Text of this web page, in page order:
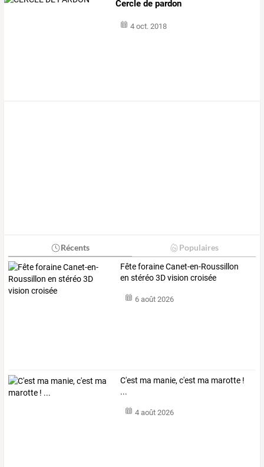
Cercle de pardon
4 oct. 2018
Récents Populaires
Fête foraine Canet-en-Roussillon
en stéréo 3D vision croisée
6 août 2026
C'est ma manie, c'est ma marotte !
...
4 août 2026